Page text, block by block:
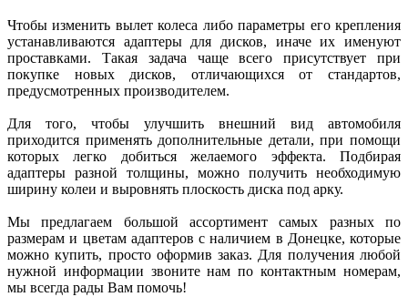
Чтобы изменить вылет колеса либо параметры его крепления
устанавливаются адаптеры для дисков, иначе их именуют
проставками. Такая задача чаще всего присутствует при
покупке новых дисков, отличающихся от стандартов,
предусмотренных производителем.
Для того, чтобы улучшить внешний вид автомобиля
приходится применять дополнительные детали, при помощи
которых легко добиться желаемого эффекта. Подбирая
адаптеры разной толщины, можно получить необходимую
ширину колеи и выровнять плоскость диска под арку.
Мы предлагаем большой ассортимент самых разных по
размерам и цветам адаптеров с наличием в Донецке, которые
можно купить, просто оформив заказ. Для получения любой
нужной информации звоните нам по контактным номерам,
мы всегда рады Вам помочь!